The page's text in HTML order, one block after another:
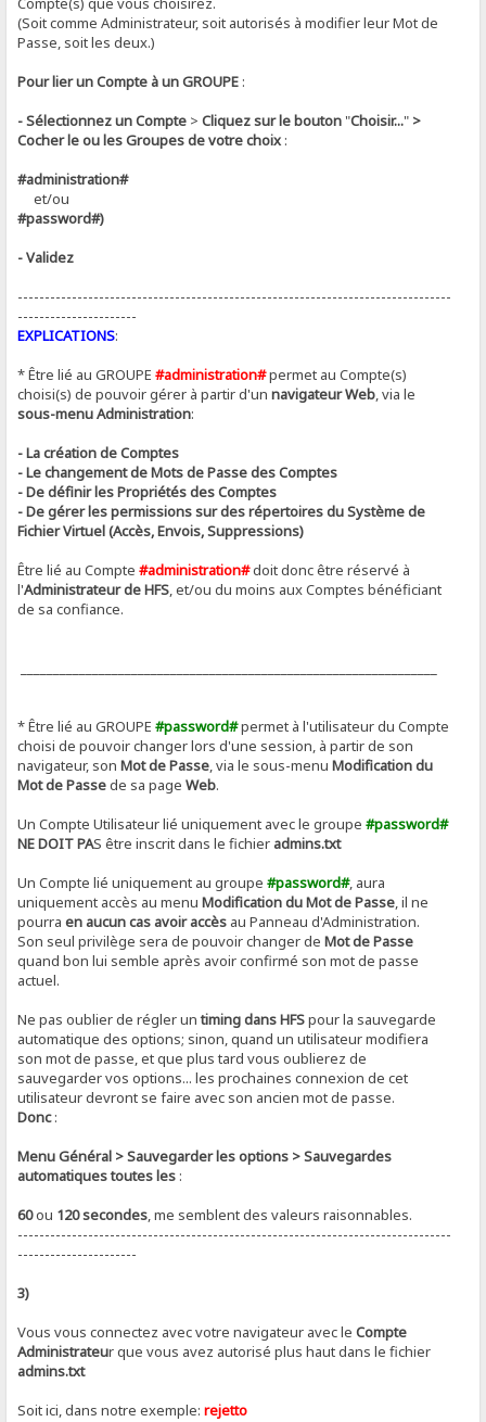
(Soit comme Administrateur, soit autorisés à modifier leur Mot de
Passe, soit les deux.)
Pour lier un Compte à un GROUPE :
- Sélectionnez un Compte >Cliquez sur le bouton "Choisir..." >
Cocher le ou les Groupes de votre choix:
#administration#
et/ou
#password#)
- Validez
--------------------------------------------------------------------------------
----------------------
EXPLICATIONS:
* Être lié au GROUPE#administration#permet au Compte(s)
choisi(s) de pouvoir gérer à partir d'unnavigateur Web, via le
sous-menu Administration:
- La création de Comptes
- Le changement de Mots de Passe des Comptes
- De définir les Propriétés des Comptes
- De gérer les permissions sur des répertoires du Système de
Fichier Virtuel (Accès, Envois, Suppressions)
Être lié au Compte#administration#doit donc être réservé à
l'Administrateur de HFS, et/ou du moins aux Comptes bénéficiant
de sa confiance.
* Être lié au GROUPE#password#permet à l'utilisateur du Compte
choisi de pouvoir changer lors d'une session, à partir de son
navigateur, sonMot de Passe, via le sous-menuModification du
Mot de Passede sa pageWeb.
Un Compte Utilisateur lié uniquement avec le groupe#password#
NE DOIT PAS être inscrit dans le fichier admins.txt
Un Compte lié uniquement au groupe#password#, aura
uniquement accès au menuModification du Mot de Passe, il ne
pourraen aucun cas avoir accès au Panneau d'Administration.
Son seul privilège sera de pouvoir changer deMot de Passe
quand bon lui semble après avoir confirmé son mot de passe
actuel.
Ne pas oublier de régler untiming dans HFSpour la sauvegarde
automatique des options; sinon, quand un utilisateur modifiera
son mot de passe, et que plus tard vous oublierez de
sauvegarder vos options... les prochaines connexion de cet
utilisateur devront se faire avec son ancien mot de passe.
Donc:
Menu Général > Sauvegarder les options > Sauvegardes
automatiques toutes les :
60ou 120secondes, me semblent des valeurs raisonnables.
--------------------------------------------------------------------------------
----------------------
3)
Vous vous connectez avec votre navigateur avec leCompte
Administrateur que vous avez autorisé plus haut dans le fichier
admins.txt
Soit ici, dans notre exemple:rejetto